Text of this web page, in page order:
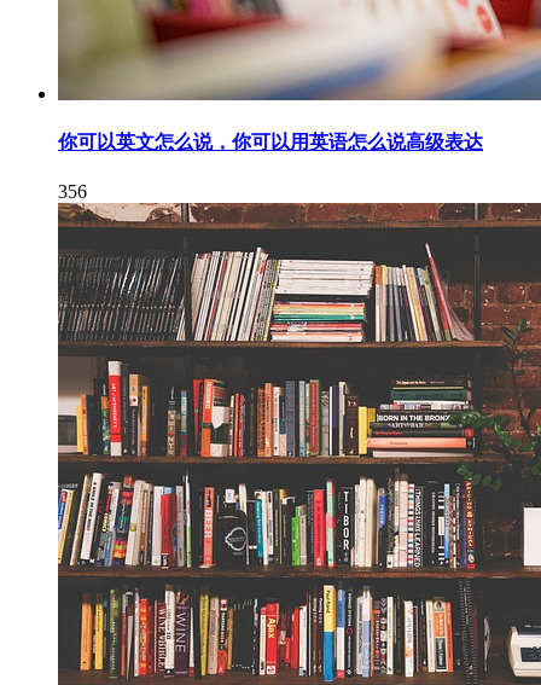
你可以英文怎么说，你可以用英语怎么说高级表达
356